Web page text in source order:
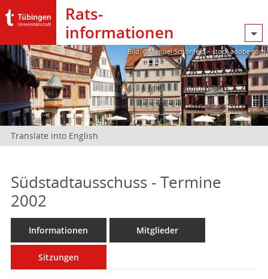
Rats­
informationen
Bild: @Manuel Schönfeld – stock.adobe.com
Translate into English
Südstadtausschuss - Termine
2002
Informationen Mitglieder
Sitzungen